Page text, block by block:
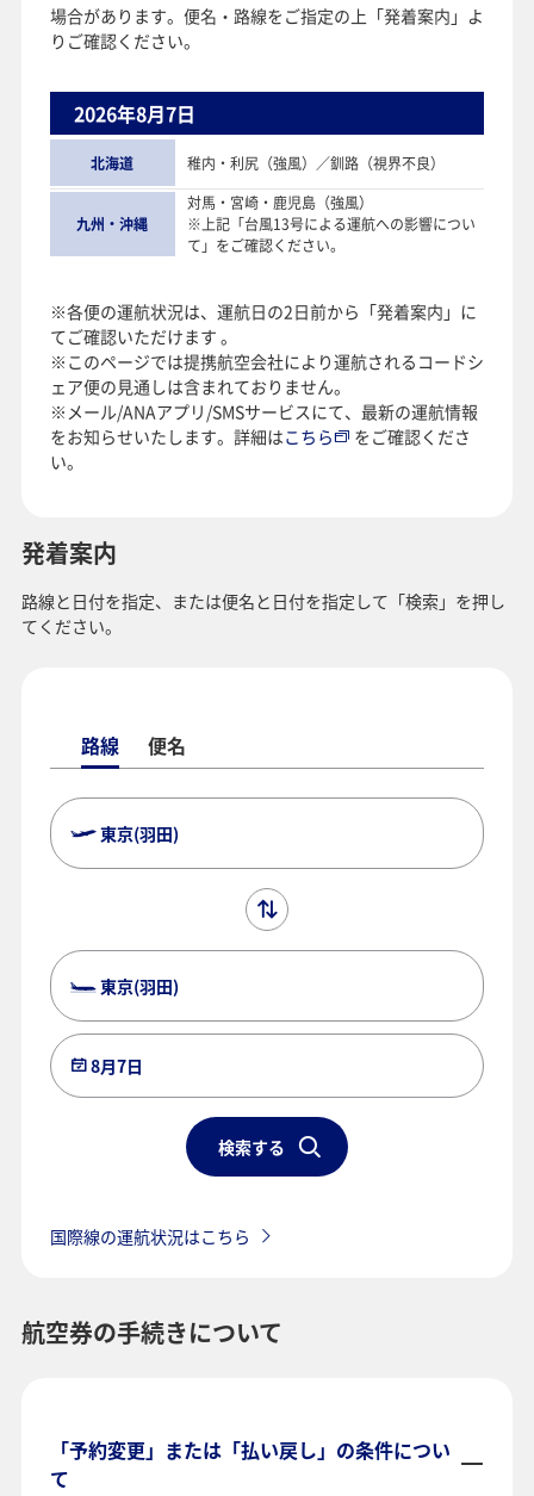
発着案内
路線と日付を指定、または便名と日付を指定して「検索」を押し
てください。
路線 便名
東京(羽田)
東京(羽田)
8月7日
検索する
国際線の運航状況はこちら
場合があります。便名・路線をご指定の上「発着案内」よ
りご確認ください。
2026年8月7日
北海道 稚内・利尻（強風）／釧路（視界不良）
九州・沖縄
対馬・宮崎・鹿児島（強風）
※上記「台風13号による運航への影響につい
て」をご確認ください。
※各便の運航状況は、運航日の2日前から「発着案内」に
てご確認いただけます 。
※このページでは提携航空会社により運航されるコードシ
ェア便の見通しは含まれておりません。
※メール/ANAアプリ/SMSサービスにて、最新の運航情報
をお知らせいたします。詳細はこちら
をご確認くださ
い。
航空券の手続きについて
「予約変更」または「払い戻し」の条件につい
て